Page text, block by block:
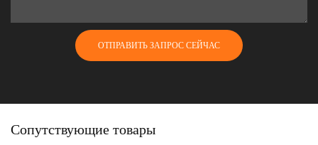
ОТПРАВИТЬ ЗАПРОС СЕЙЧАС
Сопутствующие товары